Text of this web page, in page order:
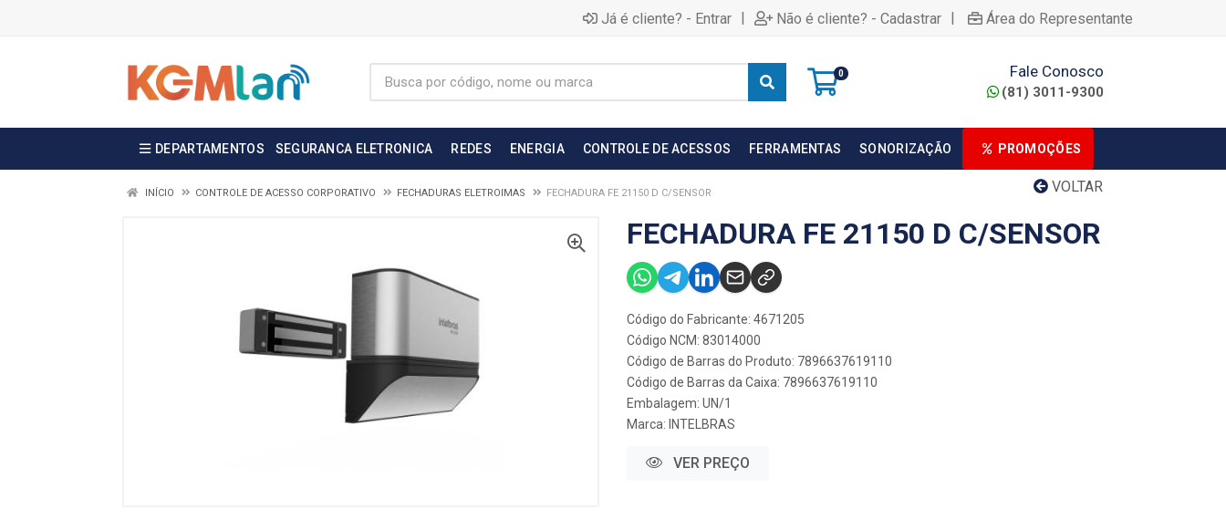
Já é cliente? - Entrar | Não é cliente? - Cadastrar | Área do Representante
0 Fale Conosco
(81) 3011-9300
DEPARTAMENTOS SEGURANCA ELETRONICA REDES ENERGIA CONTROLE DE ACESSOS FERRAMENTAS SONORIZAÇÃO PROMOÇÕES
VOLTAR
INÍCIO CONTROLE DE ACESSO CORPORATIVO FECHADURAS ELETROIMAS FECHADURA FE 21150 D C/SENSOR
FECHADURA FE 21150 D C/SENSOR
Código do Fabricante: 4671205
Código NCM: 83014000
Código de Barras do Produto: 7896637619110
Código de Barras da Caixa: 7896637619110
Embalagem: UN/1
Marca: INTELBRAS
VER PREÇO